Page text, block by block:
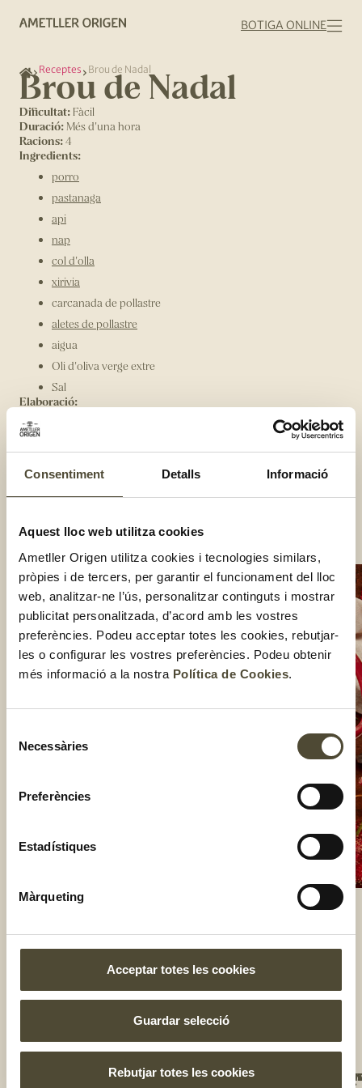
Consentiment Detalls Informació
Aquest lloc web utilitza cookies
Ametller Origen utilitza cookies i tecnologies similars,
pròpies i de tercers, per garantir el funcionament del lloc
web, analitzar-ne l’ús, personalitzar continguts i mostrar
publicitat personalitzada, d’acord amb les vostres
preferències. Podeu acceptar totes les cookies, rebutjar-
les o configurar les vostres preferències. Podeu obtenir
més informació a la nostra Política de Cookies.
Necessàries
Preferències
Estadístiques
Màrqueting
Acceptar totes les cookies
Guardar selecció
Rebutjar totes les cookies
BOTIGA ONLINE
Receptes Brou de Nadal
Brou de Nadal
Dificultat: Fàcil
Duració: Més d'una hora
Racions:4
Ingredients:
porro
pastanaga
api
nap
col d'olla
xirivia
carcanada de pollastre
aletes de pollastre
aigua
Oli d'oliva verge extre
Sal
Elaboració:
Pela i trosseja totes les verdures i, a continuació, salta-les en
una olla gran durant uns minuts amb oli d'oliva.
ho a ebullició. Quan bulli, baixa el foc i deixa coure el brou
Compartir:
El gust és nostre